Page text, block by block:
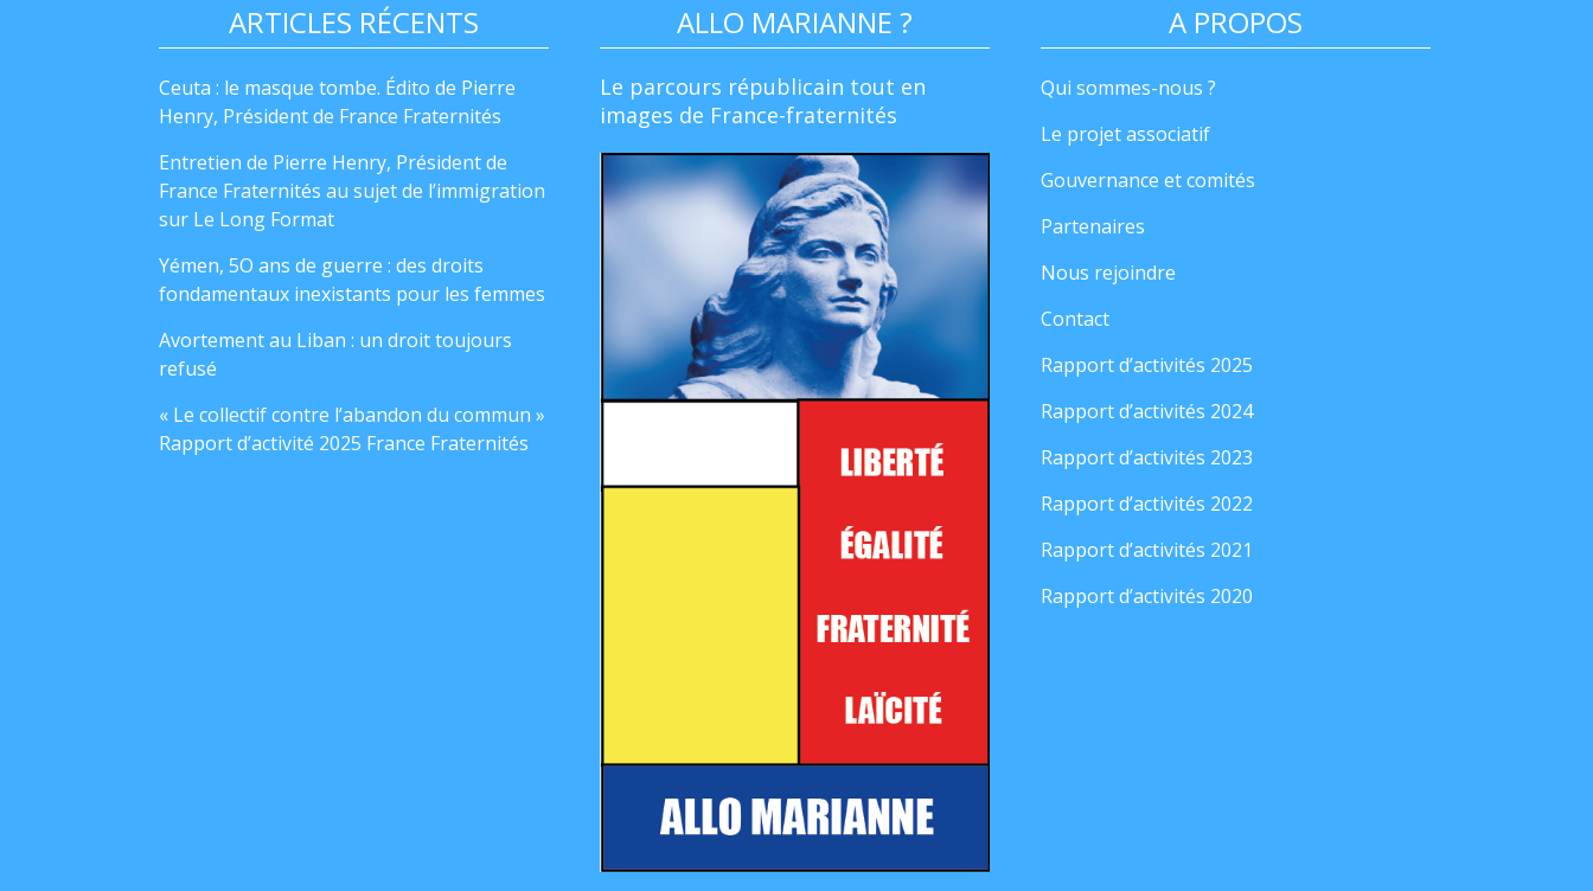
ARTICLES RÉCENTS
Ceuta : le masque tombe. Édito de Pierre
Henry, Président de France Fraternités
Entretien de Pierre Henry, Président de
France Fraternités au sujet de l’immigration
sur Le Long Format
Yémen, 5O ans de guerre : des droits
fondamentaux inexistants pour les femmes
Avortement au Liban : un droit toujours
refusé
« Le collectif contre l’abandon du commun »
Rapport d’activité 2025 France Fraternités
ALLO MARIANNE ?
Le parcours républicain tout en
images de France-fraternités
A PROPOS
Qui sommes-nous ?
Le projet associatif
Gouvernance et comités
Partenaires
Nous rejoindre
Contact
Rapport d’activités 2025
Rapport d’activités 2024
Rapport d’activités 2023
Rapport d’activités 2022
Rapport d’activités 2021
Rapport d’activités 2020